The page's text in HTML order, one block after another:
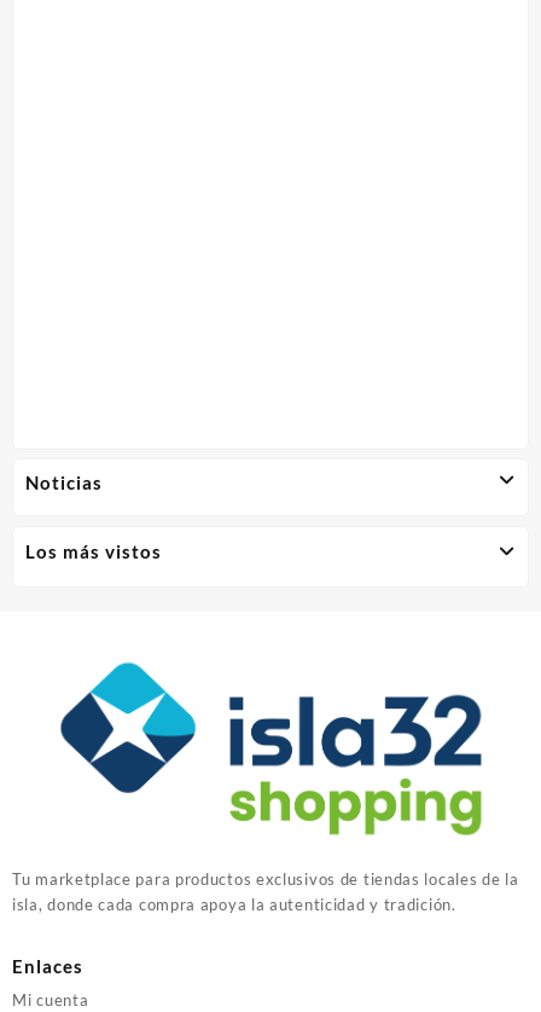
Noticias
Los más vistos
Tu marketplace para productos exclusivos de tiendas locales de la
isla, donde cada compra apoya la autenticidad y tradición.
Enlaces
Mi cuenta